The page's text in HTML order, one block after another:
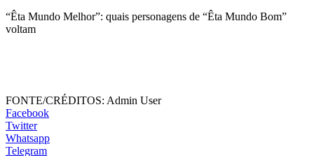
“Êta Mundo Melhor”: quais personagens de “Êta Mundo Bom”
voltam
FONTE/CRÉDITOS: Admin User
Facebook
Twitter
Whatsapp
Telegram